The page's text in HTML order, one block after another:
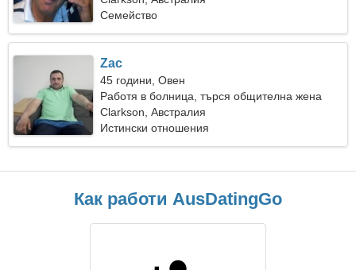
Семейство
Zac
45 години, Овен
Работя в болница, търся общителна жена
Clarkson, Австралия
Истински отношения
Как работи AusDatingGo